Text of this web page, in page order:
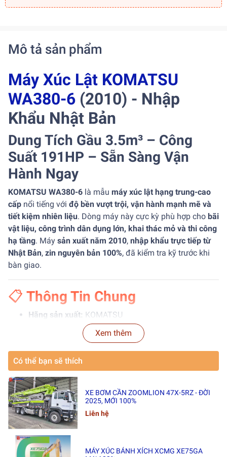
Mô tả sản phẩm
Máy Xúc Lật KOMATSU
WA380-6 (2010) - Nhập
Khẩu Nhật Bản
Dung Tích Gầu 3.5m³ – Công
Suất 191HP – Sẵn Sàng Vận
Hành Ngay
KOMATSU WA380-6 là mẫu máy xúc lật hạng trung-cao
cấp nổi tiếng với độ bền vượt trội, vận hành mạnh mẽ và
tiết kiệm nhiên liệu. Dòng máy này cực kỳ phù hợp cho bãi
vật liệu, công trình dân dụng lớn, khai thác mỏ và thi công
hạ tầng. Máy sản xuất năm 2010, nhập khẩu trực tiếp từ
Nhật Bản, zin nguyên bản 100%, đã kiểm tra kỹ trước khi
bàn giao.
📋 Thông Tin Chung
Hãng sản xuất: KOMATSU
WA380-6
Mã số: #WA380-6-2010
Năm sản xuất:
Xuất xứ:Nhật Bản 🇯🇵
Tình trạng:
🔸 Đã qua sử dụng – Còn rất đẹp
🔸 Zin nguyên bản – Không hàn cắt, không lỗi
🔸 Đã kiểm tra động cơ, thủy lực – Hoạt động ổn
Xem thêm
Có thể bạn sẽ thích
XE BƠM CẦN ZOOMLION 47X-5RZ - ĐỜI
2025, MỚI 100%
Liên hệ
MÁY XÚC BÁNH XÍCH XCMG XE75GA